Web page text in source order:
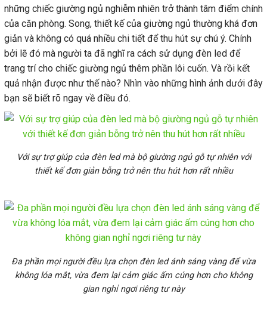
những chiếc giường ngủ nghiễm nhiên trở thành tâm điểm chính
của căn phòng. Song, thiết kế của giường ngủ thường khá đơn
giản và không có quá nhiều chi tiết để thu hút sự chú ý. Chính
bởi lẽ đó mà người ta đã nghĩ ra cách sử dụng đèn led để
trang trí cho chiếc giường ngủ thêm phần lôi cuốn. Và rồi kết
quả nhận được như thế nào? Nhìn vào những hình ảnh dưới đây
bạn sẽ biết rõ ngay về điều đó.
Với sự trợ giúp của đèn led mà bộ giường ngủ gỗ tự nhiên với
thiết kế đơn giản bỗng trở nên thu hút hơn rất nhiều
Đa phần mọi người đều lựa chọn đèn led ánh sáng vàng để vừa
không lóa mắt, vừa đem lại cảm giác ấm cúng hơn cho không
gian nghỉ ngơi riêng tư này